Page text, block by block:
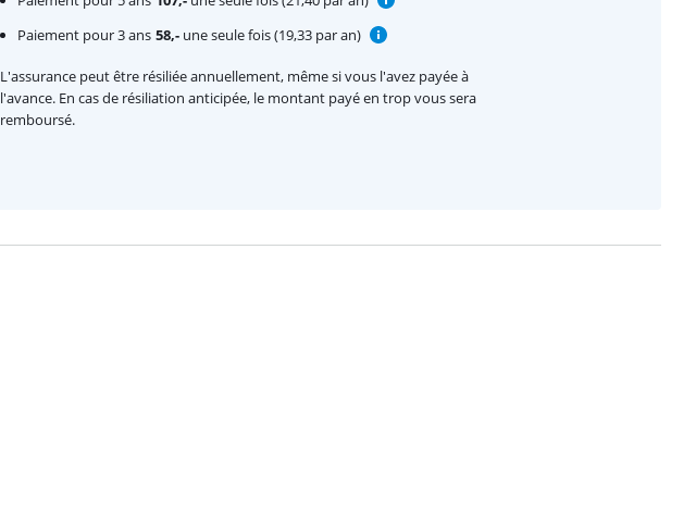
Paiement pour 3 ans 58,-une seule fois (19,33 par an)
L'assurance peut être résiliée annuellement, même si vous l'avez payée à
l'avance. En cas de résiliation anticipée, le montant payé en trop vous sera
remboursé.